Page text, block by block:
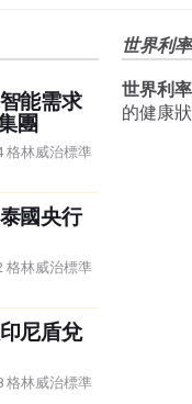
能需求
團
格林威治標準
國央行
格林威治標準
尼盾兌
格林威治標準
世界利
世界利率
的健康